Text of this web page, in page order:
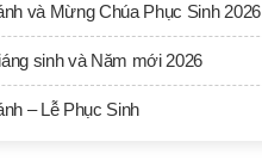
và Mừng Chúa Phục Sinh 2026
sinh và Năm mới 2026
– Lễ Phục Sinh